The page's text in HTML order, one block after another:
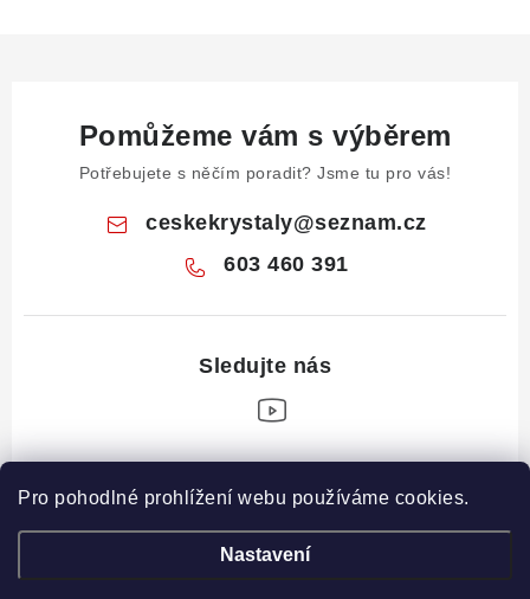
Pro pohodlné prohlížení webu používáme cookies.
Nastavení
Pomůžeme vám s výběrem
Potřebujete s něčím poradit? Jsme tu pro vás!
ceskekrystaly@seznam.cz
603 460 391
Z
Informace pro vás
Obchodní podmínky